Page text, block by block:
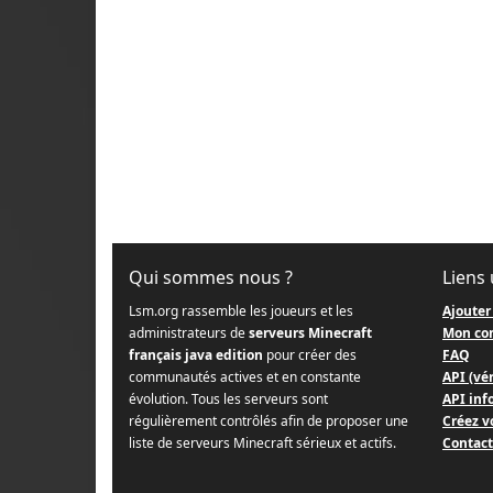
Qui sommes nous ?
Lsm.org rassemble les joueurs et les
administrateurs deserveurs Minecraft
français java edition pour créer des
communautés actives et en constante
évolution. Tous les serveurs sont
régulièrement contrôlés afin de proposer une
liste de serveurs Minecraft sérieux et actifs.
Liens
Mon
FAQ
API
API
Créez
Contact